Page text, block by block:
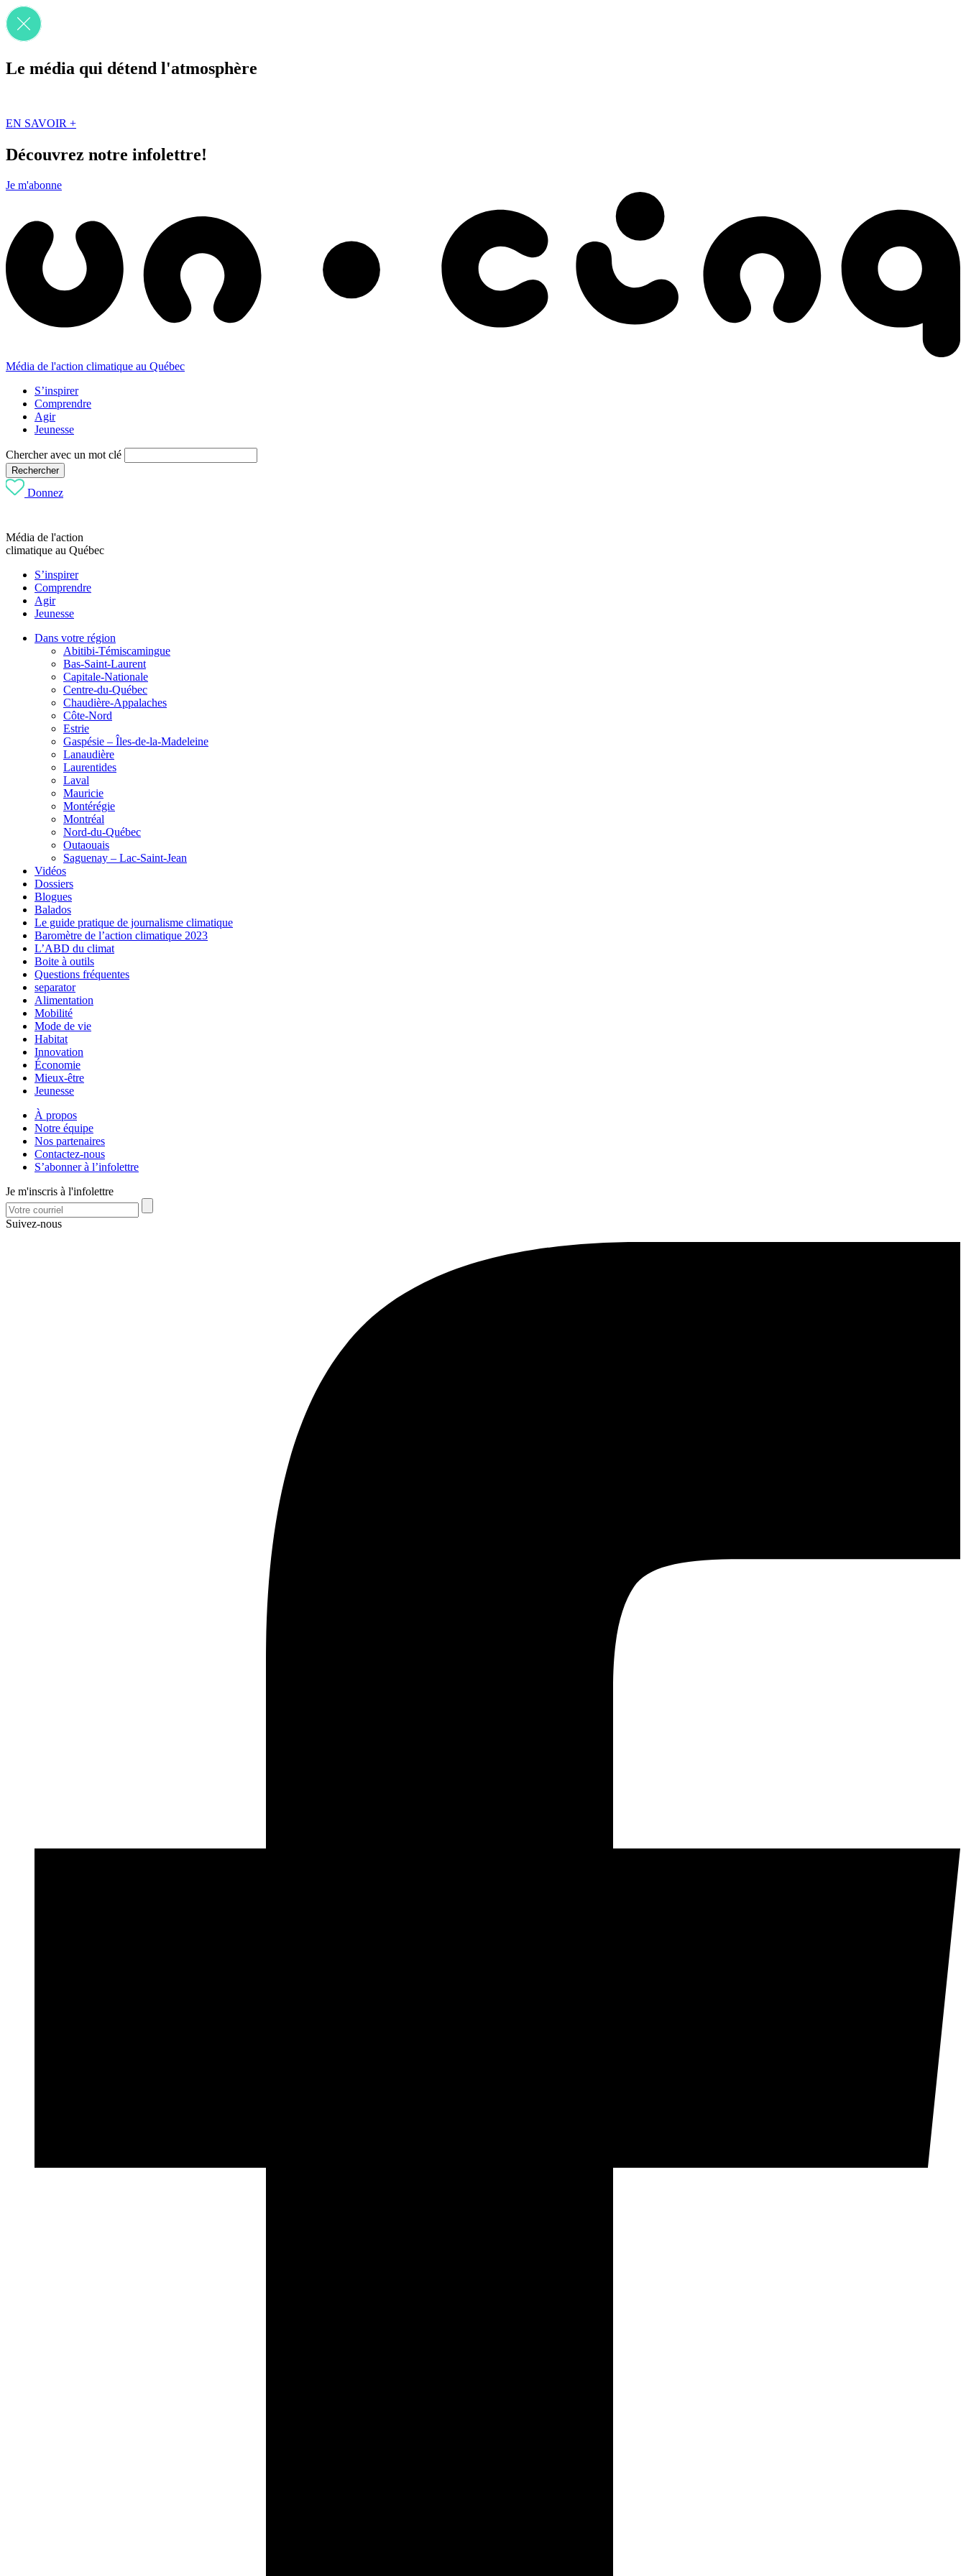
Le média qui détend l'atmosphère
EN SAVOIR +
Découvrez notre infolettre!
Je m'abonne
Média de l'action climatique au Québec
S’inspirer
Comprendre
Agir
Jeunesse
Chercher avec un mot clé
Rechercher
Donnez
Média de l'action
climatique au Québec
S’inspirer
Comprendre
Agir
Jeunesse
Dans votre région
Abitibi-Témiscamingue
Bas-Saint-Laurent
Capitale-Nationale
Centre-du-Québec
Chaudière-Appalaches
Côte-Nord
Estrie
Gaspésie – Îles-de-la-Madeleine
Lanaudière
Laurentides
Laval
Mauricie
Montérégie
Montréal
Nord-du-Québec
Outaouais
Saguenay – Lac-Saint-Jean
Vidéos
Dossiers
Blogues
Balados
Le guide pratique de journalisme climatique
Baromètre de l’action climatique 2023
L’ABD du climat
Boite à outils
Questions fréquentes
separator
Alimentation
Mobilité
Mode de vie
Habitat
Innovation
Économie
Mieux-être
Jeunesse
À propos
Notre équipe
Nos partenaires
Contactez-nous
S’abonner à l’infolettre
Je m'inscris à l'infolettre
Suivez-nous